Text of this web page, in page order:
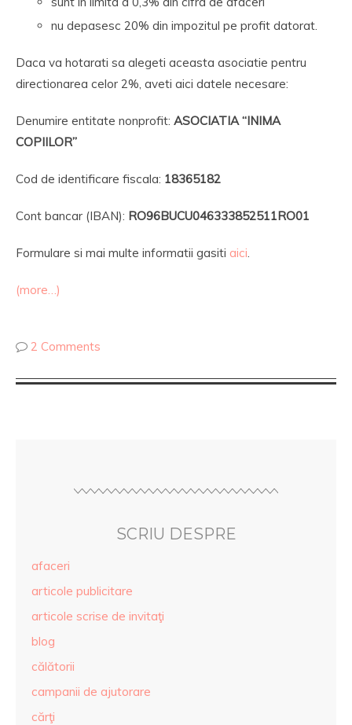
nu depasesc 20% din impozitul pe profit datorat.
Daca va hotarati sa alegeti aceasta asociatie pentru
directionarea celor 2%, aveti aici datele necesare:
Denumire entitate nonprofit: ASOCIATIA “INIMA
COPIILOR”
Cod de identificare fiscala: 18365182
Cont bancar (IBAN): RO96BUCU046333852511RO01
Formulare si mai multe informatii gasiti aici.
(more…)
2 Comments
SCRIU DESPRE
afaceri
articole publicitare
articole scrise de invitaţi
blog
călătorii
campanii de ajutorare
cărţi